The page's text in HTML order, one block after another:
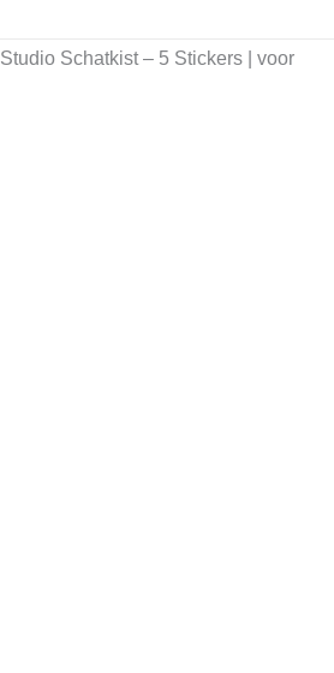
Studio Schatkist – 5 Stickers | voor